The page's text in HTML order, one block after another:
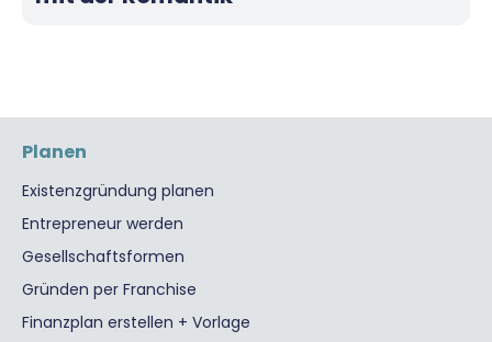
Planen
Existenzgründung planen
Entrepreneur werden
Gesellschaftsformen
Gründen per Franchise
Finanzplan erstellen + Vorlage